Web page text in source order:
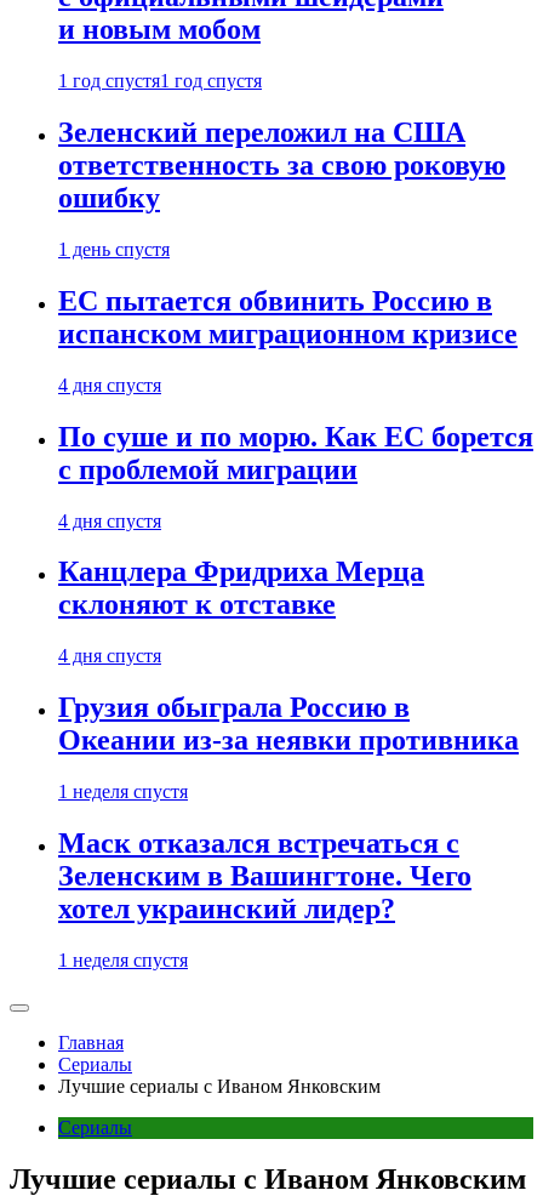
и новым мобом
1 год спустя1 год спустя
Зеленский переложил на США
ответственность за свою роковую
ошибку
1 день спустя
ЕС пытается обвинить Россию в
испанском миграционном кризисе
4 дня спустя
По суше и по морю. Как ЕС борется
с проблемой миграции
4 дня спустя
Канцлера Фридриха Мерца
склоняют к отставке
4 дня спустя
Грузия обыграла Россию в
Океании из-за неявки противника
1 неделя спустя
Маск отказался встречаться с
Зеленским в Вашингтоне. Чего
хотел украинский лидер?
1 неделя спустя
Главная
Сериалы
Лучшие сериалы с Иваном Янковским
Сериалы
Лучшие сериалы с Иваном Янковским